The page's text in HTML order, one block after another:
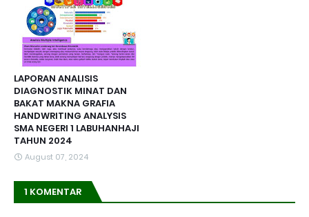
LAPORAN ANALISIS
DIAGNOSTIK MINAT DAN
BAKAT MAKNA GRAFIA
HANDWRITING ANALYSIS
SMA NEGERI 1 LABUHANHAJI
TAHUN 2024
August 07, 2024
1 KOMENTAR